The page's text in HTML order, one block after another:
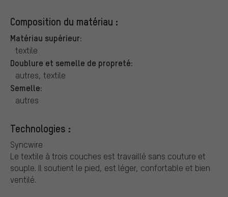
Composition du matériau :
Matériau supérieur:
textile
Doublure et semelle de propreté:
autres, textile
Semelle:
autres
Technologies :
Syncwire
Le textile à trois couches est travaillé sans couture et
souple. Il soutient le pied, est léger, confortable et bien
ventilé.